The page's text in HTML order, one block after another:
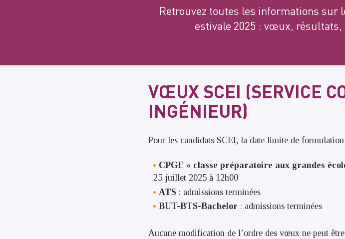
Retrouvez toutes les informations sur
estivale 2025 : vœux,
VŒUX SCEI (SERVICE
INGÉNIEUR)
Pour les candidats SCEI, la date limite de
CPGE « classe préparatoire aux grandes
25 juillet 2025 à 12h00
ATS : admissions terminées
BUT-BTS-Bachelor : admissions terminées
Aucune modification de l’ordre des vœux ne peut